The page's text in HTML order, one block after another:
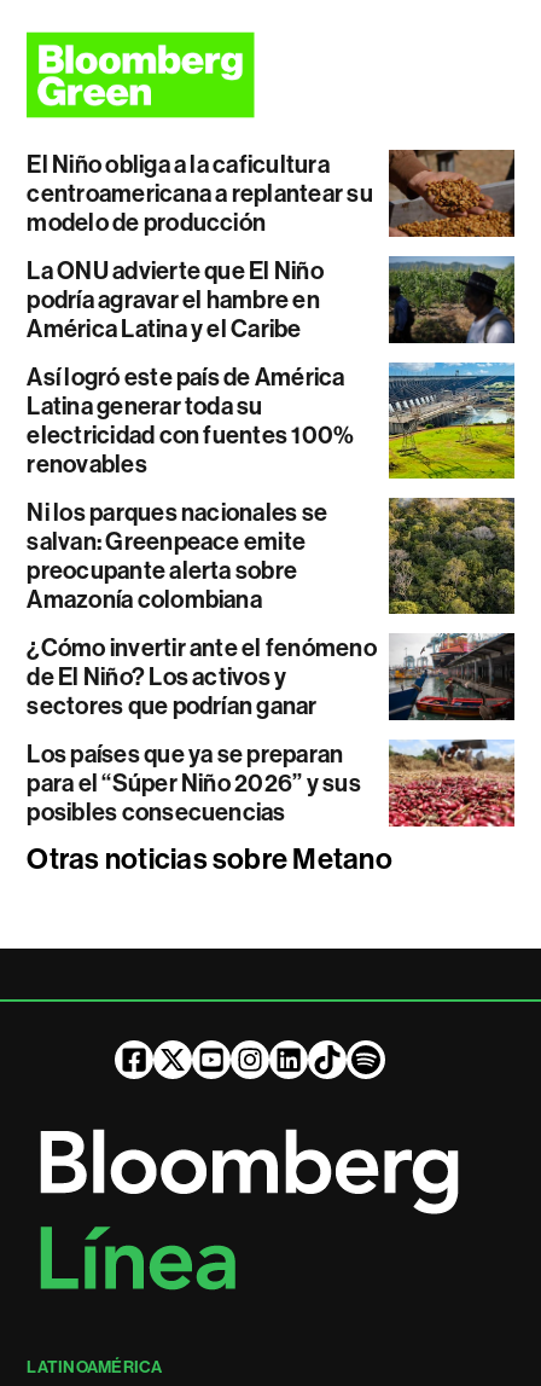
El Niño obliga a la caficultura
centroamericana a replantear su
modelo de producción
La ONU advierte que El Niño
podría agravar el hambre en
América Latina y el Caribe
Así logró este país de América
Latina generar toda su
electricidad con fuentes 100%
renovables
Ni los parques nacionales se
salvan: Greenpeace emite
preocupante alerta sobre
Amazonía colombiana
¿Cómo invertir ante el fenómeno
de El Niño? Los activos y
sectores que podrían ganar
Los países que ya se preparan
para el “Súper Niño 2026” y sus
posibles consecuencias
Otras noticias sobre Metano
LATINOAMÉRICA